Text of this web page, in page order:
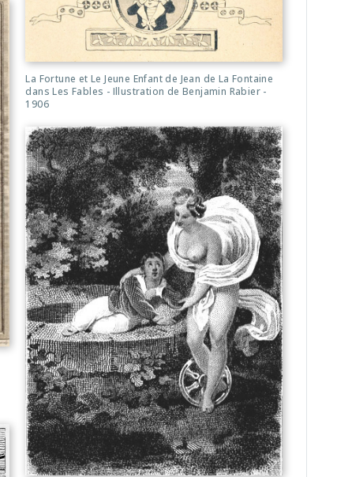
La Fortune et Le Jeune Enfant de Jean de La Fontaine
dans Les Fables - Illustration de Benjamin Rabier -
1906